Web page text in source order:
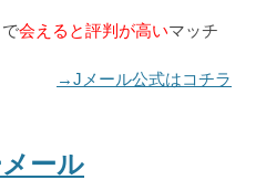
会えると評判が高いマッチ
→Jメール公式はコチラ
ール